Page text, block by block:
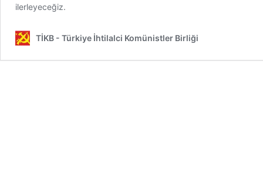
ilerleyeceğiz.
TİKB - Türkiye İhtilalci Komünistler Birliği